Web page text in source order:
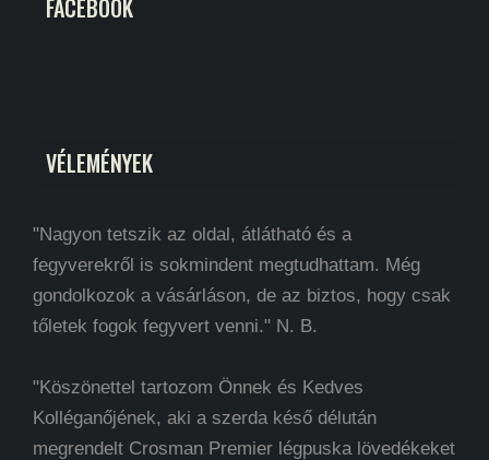
FACEBOOK
VÉLEMÉNYEK
"Nagyon tetszik az oldal, átlátható és a
fegyverekről is sokmindent megtudhattam. Még
gondolkozok a vásárláson, de az biztos, hogy csak
tőletek fogok fegyvert venni." N. B.
"Köszönettel tartozom Önnek és Kedves
Kolléganőjének, aki a szerda késő délután
megrendelt Crosman Premier légpuska lövedékeket